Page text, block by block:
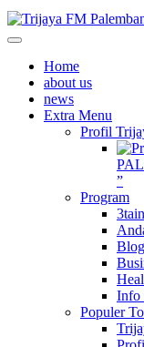
Home
about us
news
Extra Menu
Profil
”
Program
Info
Populer